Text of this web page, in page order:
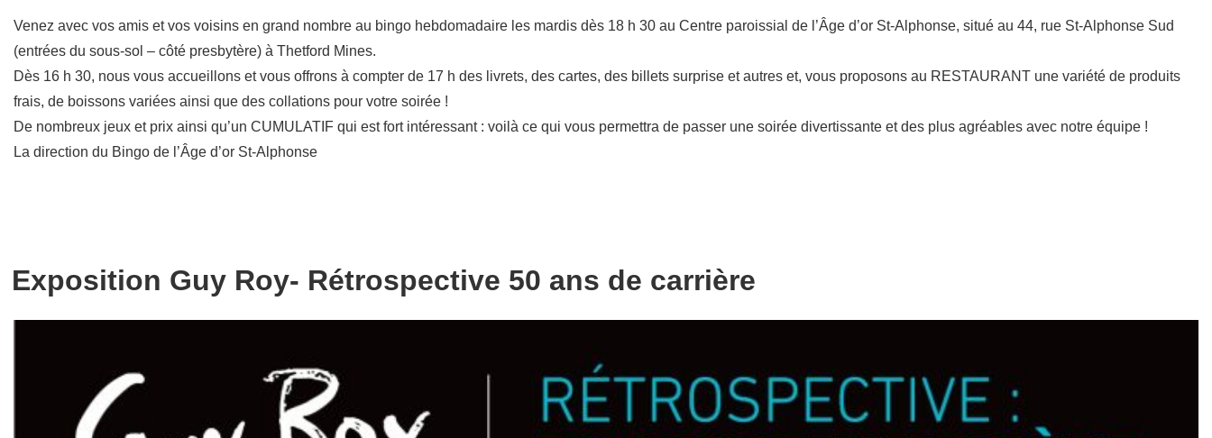
Venez avec vos amis et vos voisins en grand nombre au bingo hebdomadaire les mardis dès 18 h 30 au Centre paroissial de l’Âge d’or St-Alphonse, situé au 44, rue St-Alphonse Sud
(entrées du sous-sol – côté presbytère) à Thetford Mines.
Dès 16 h 30, nous vous accueillons et vous offrons à compter de 17 h des livrets, des cartes, des billets surprise et autres et, vous proposons au RESTAURANT une variété de produits
frais, de boissons variées ainsi que des collations pour votre soirée !
De nombreux jeux et prix ainsi qu’un CUMULATIF qui est fort intéressant : voilà ce qui vous permettra de passer une soirée divertissante et des plus agréables avec notre équipe !
La direction du Bingo de l’Âge d’or St-Alphonse
Exposition Guy Roy- Rétrospective 50 ans de carrière